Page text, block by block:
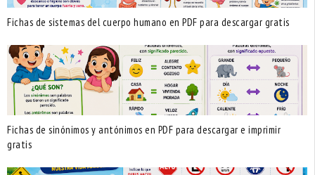
Fichas de sistemas del cuerpo humano en PDF para descargar gratis
Fichas de sinónimos y antónimos en PDF para descargar e imprimir
gratis